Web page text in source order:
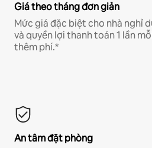
Giá theo tháng đơn giản
Mức giá đặc biệt cho nhà nghỉ
và quyền lợi thanh toán 1 lần
thêm phí.*
An tâm đặt phòng